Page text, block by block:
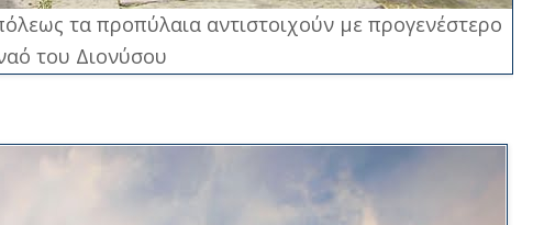
τα προπύλαια αντιστοιχούν με προγενέστερο
του Διονύσου